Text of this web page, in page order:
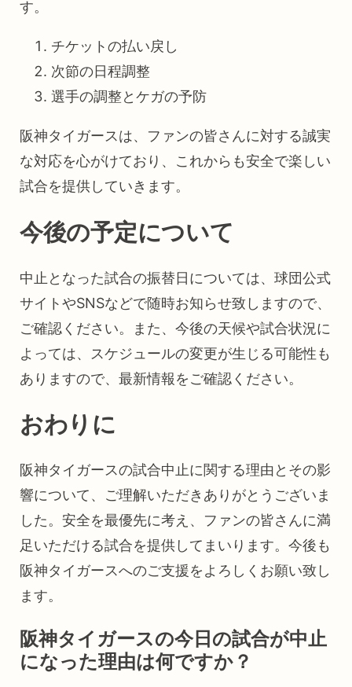
す。
チケットの払い戻し
次節の日程調整
選手の調整とケガの予防
阪神タイガースは、ファンの皆さんに対する誠実
な対応を心がけており、これからも安全で楽しい
試合を提供していきます。
今後の予定について
中止となった試合の振替日については、球団公式
サイトやSNSなどで随時お知らせ致しますので、
ご確認ください。また、今後の天候や試合状況に
よっては、スケジュールの変更が生じる可能性も
ありますので、最新情報をご確認ください。
おわりに
阪神タイガースの試合中止に関する理由とその影
響について、ご理解いただきありがとうございま
した。安全を最優先に考え、ファンの皆さんに満
足いただける試合を提供してまいります。今後も
阪神タイガースへのご支援をよろしくお願い致し
ます。
阪神タイガースの今日の試合が中止
になった理由は何ですか？